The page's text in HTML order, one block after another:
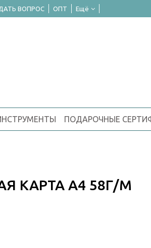
ВОПРОС ОПТ Ещё
ПОДАРОЧНЫЕ
КАРТА А4 58Г/М